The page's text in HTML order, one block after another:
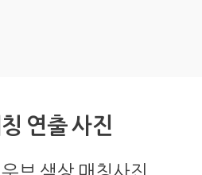
연출 사진